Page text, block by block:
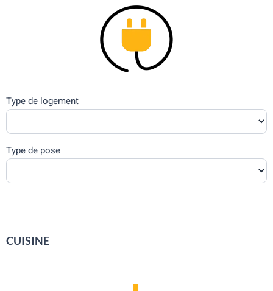
Type de logement
Type de pose
CUISINE